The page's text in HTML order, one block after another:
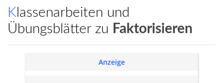
Klassenarbeiten und
Übungsblätter zu Faktorisieren
Anzeige